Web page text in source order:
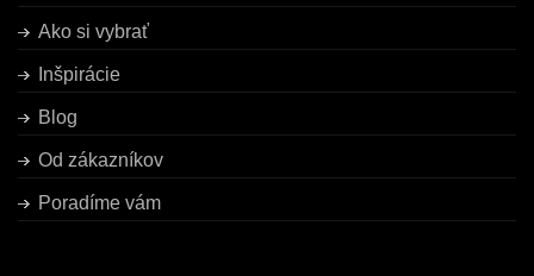
Ako si vybrať
Inšpirácie
Blog
Od zákazníkov
Poradíme vám